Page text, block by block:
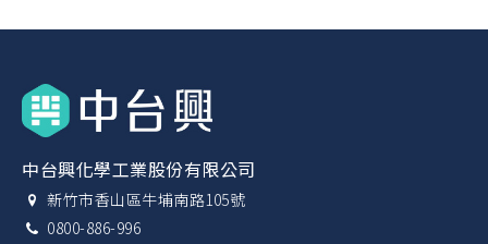
中台興化學工業股份有限公司
新竹市香山區牛埔南路105號
0800-886-996